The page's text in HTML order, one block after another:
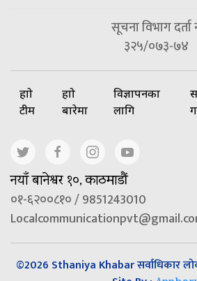
सूचना विभाग दर्ता
३२५/०७३-७४
हाम्रो
टीम
हाम्रो
बारेमा
विज्ञापनका
लागि
नयाँ बानेश्वर १०, काठमाडौं
०१-६२००८१० / 9851243010
©2026 Sthaniya Khabar सर्वाधिकार